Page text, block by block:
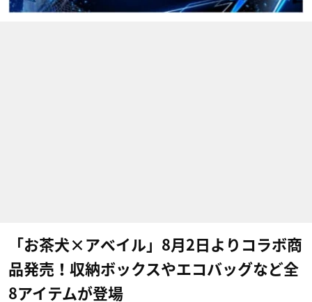
「お茶犬×アベイル」8月2日よりコラボ商
品発売！収納ボックスやエコバッグなど全
8アイテムが登場